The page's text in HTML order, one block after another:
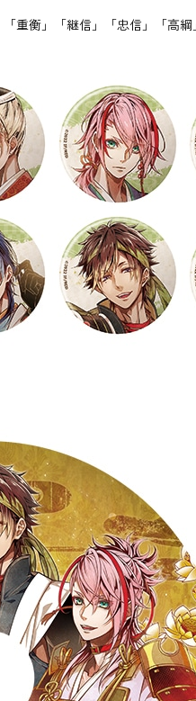
重衡」「継信」「忠信」「高綱」